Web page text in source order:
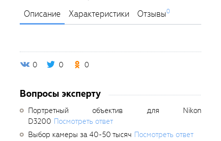
Описание Характеристики Отзывы0
0 0 0
Вопросы эксперту
Портретный объектив для Nikon
D3200 Посмотреть ответ
Выбор камеры за 40-50 тысяч Посмотреть ответ